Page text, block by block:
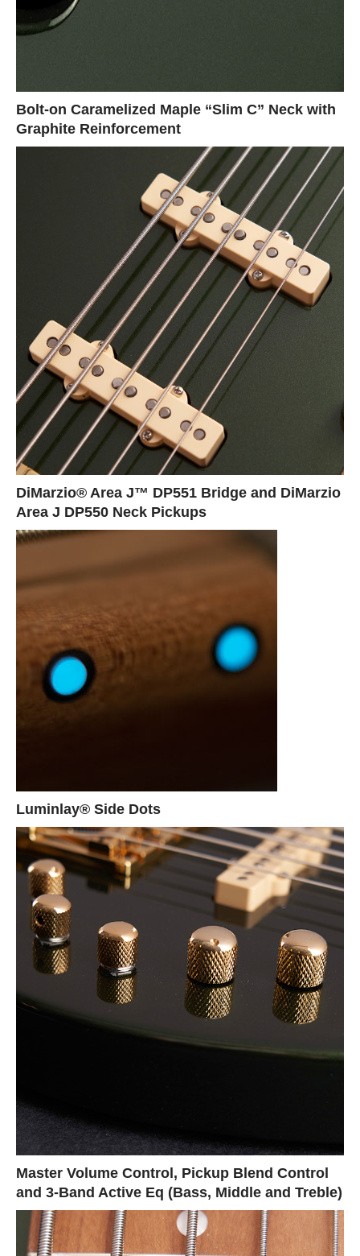
Bolt-on Caramelized Maple “Slim C” Neck with
Graphite Reinforcement
DiMarzio® Area J™ DP551 Bridge and DiMarzio
Area J DP550 Neck Pickups
Luminlay® Side Dots
Master Volume Control, Pickup Blend Control
and 3-Band Active Eq (Bass, Middle and Treble)